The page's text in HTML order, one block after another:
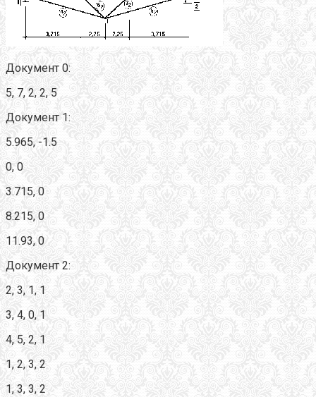
Документ 0:
5, 7, 2, 2, 5
Документ 1:
5.965, -1.5
0, 0
3.715, 0
8.215, 0
11.93, 0
Документ 2:
2, 3, 1, 1
3, 4, 0, 1
4, 5, 2, 1
1, 2, 3, 2
1, 3, 3, 2